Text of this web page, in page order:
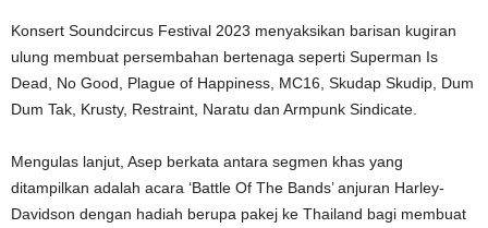
Konsert Soundcircus Festival 2023 menyaksikan barisan kugiran
ulung membuat persembahan bertenaga seperti Superman Is
Dead, No Good, Plague of Happiness, MC16, Skudap Skudip, Dum
Dum Tak, Krusty, Restraint, Naratu dan Armpunk Sindicate.
Mengulas lanjut, Asep berkata antara segmen khas yang
ditampilkan adalah acara ‘Battle Of The Bands’ anjuran Harley-
Davidson dengan hadiah berupa pakej ke Thailand bagi membuat